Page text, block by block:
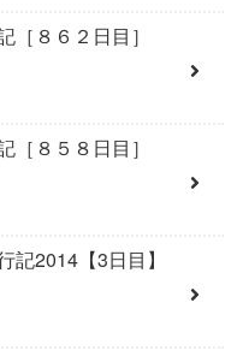
［８６２日目］
［８５８日目］
記2014【3日目】